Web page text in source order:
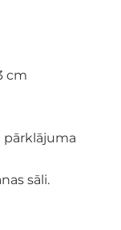
cm
pārklājuma
sāli.